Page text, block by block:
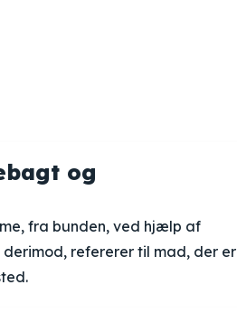
og
fra bunden, ved hjælp af
refererer til mad, der er